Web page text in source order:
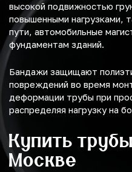
высокой подвижностью
повышенными нагрузками,
пути, автомобильные
фундаментам зданий.
Бандажи защищают
повреждений во время
деформации трубы при
распределяя нагрузку на
Купить
Москве